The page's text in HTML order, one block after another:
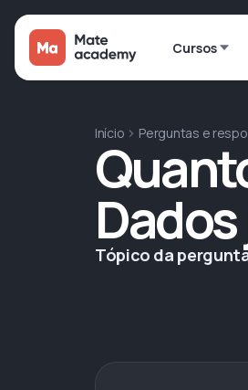
Cursos
Início Perguntas e
Tópico da